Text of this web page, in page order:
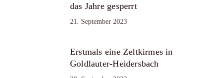
das Jahre gesperrt
21. September 2023
Erstmals eine Zeltkirmes in
Goldlauter-Heidersbach